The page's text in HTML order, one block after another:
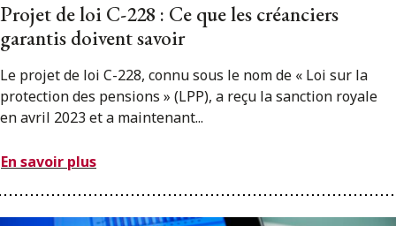
Projet de loi C-228 : Ce que les créanciers
garantis doivent savoir
Le projet de loi C-228, connu sous le nom de « Loi sur la
protection des pensions » (LPP), a reçu la sanction royale
en avril 2023 et a maintenant...
En savoir plus